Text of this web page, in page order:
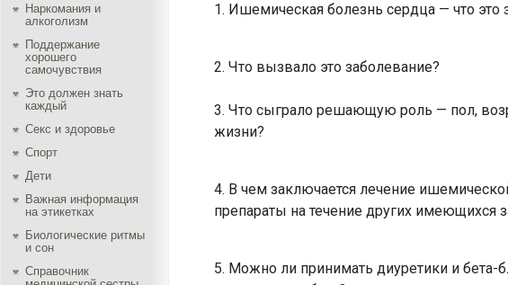
Наркомания и
алкоголизм
Поддержание
хорошего
самочувствия
Это должен знать
каждый
Секс и здоровье
Спорт
Дети
Важная информация
на этикетках
Биологические ритмы
и сон
Справочник
1. Ишемическая болезнь сердца — что это
2. Что вызвало это заболевание?
3. Что сыграло решающую роль — пол,
жизни?
4. В чем заключается лечение
препараты на течение других имеющихся
5. Можно ли принимать диуретики и бета-